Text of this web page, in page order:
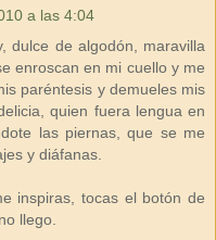
a las 4:04
dulce de algodón, maravilla
enroscan en mi cuello y me
paréntesis y demueles mis
quien fuera lengua en
las piernas, que se me
y diáfanas.
inspiras, tocas el botón de
llego.